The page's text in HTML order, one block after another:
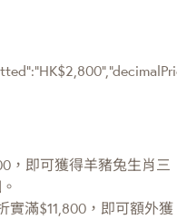
，即可獲得羊豬兔生肖三
實滿$11,800，即可額外獲